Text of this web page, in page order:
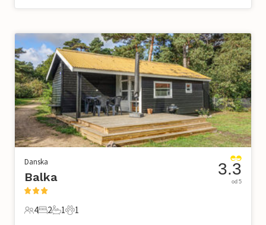
Danska
Balka
4 Gosti
4
2 Spavaće sobe
2
1 Kupaonica
1
1 Kućni ljubimac
1
3.3
od 5